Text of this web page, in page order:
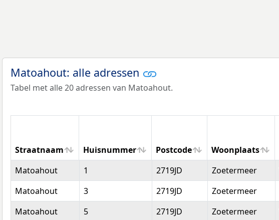
Matoahout: alle adressen
Tabel met alle 20 adressen van Matoahout.
Straatnaam Huisnummer Postcode Woonplaats
Straatnaam
Huisnummer Postcode Woonplaats
Matoahout 1 2719JD Zoetermeer
Matoahout
3 2719JD Zoetermeer
Matoahout
5 2719JD Zoetermeer